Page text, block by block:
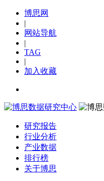
博思网
|
网站导航
|
TAG
|
加入收藏
研究报告
行业分析
产业数据
排行榜
关于博思